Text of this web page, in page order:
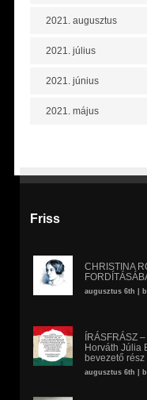
2021. augusztus
2021. július
2021. június
2021. május
Friss
CHRISTINA
augusztus 6th |
ÍRÁSFRÁSZ
Horváth Júlia
bevezető rész
augusztus 6th |